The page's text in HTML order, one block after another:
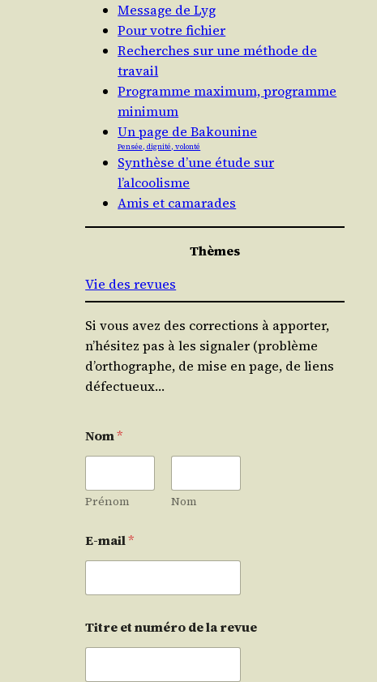
Message de Lyg
Pour votre fichier
Recherches sur une méthode de
travail
Programme maximum, programme
minimum
Un page de Bakounine
Pensée, dignité, volonté
Synthèse d’une étude sur
l’alcoolisme
Amis et camarades
Thèmes
Vie des revues
Si vous avez des corrections à apporter,
n’hésitez pas à les signaler (problème
d’orthographe, de mise en page, de liens
défectueux…
Nom*
Prénom Nom
E-mail*
Titre et numéro de la revue